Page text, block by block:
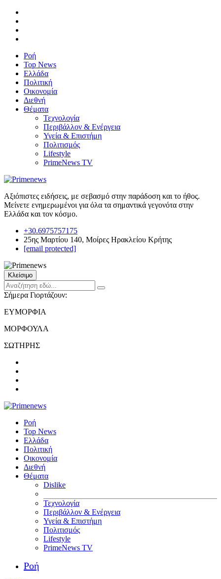
Ροή
Top News
Ελλάδα
Πολιτική
Οικονομία
Διεθνή
Θέματα
Τεχνολογία
Περιβάλλον & Ενέργεια
Υγεία & Επιστήμη
Πολιτισμός
Lifestyle
PrimeNews TV
Αξιόπιστες ειδήσεις, με σεβασμό στην παράδοση και το ήθος.
Μείνετε ενημερωμένοι για όλα τα σημαντικά γεγονότα στην
Ελλάδα και τον κόσμο.
+30.6975757175
25ης Μαρτίου 140, Μοίρες Ηρακλείου Κρήτης
[email protected]
Κλείσιμο
Σήμερα Γιορτάζουν:
ΕΥΜΟΡΦΙΑ
ΜΟΡΦΟΥΛΑ
ΣΩΤΗΡΗΣ
Ροή
Top News
Ελλάδα
Πολιτική
Οικονομία
Διεθνή
Θέματα
Dislike
Τεχνολογία
Περιβάλλον & Ενέργεια
Υγεία & Επιστήμη
Πολιτισμός
Lifestyle
PrimeNews TV
Ροή